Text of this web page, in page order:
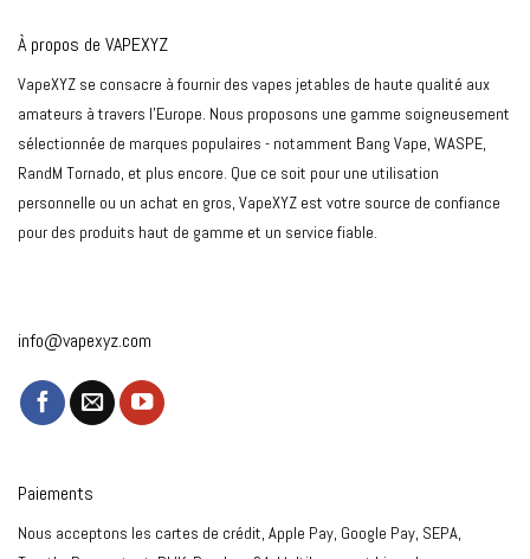
À propos de VAPEXYZ
VapeXYZ se consacre à fournir des vapes jetables de haute qualité aux
amateurs à travers l'Europe. Nous proposons une gamme soigneusement
sélectionnée de marques populaires - notamment Bang Vape, WASPE,
RandM Tornado, et plus encore. Que ce soit pour une utilisation
personnelle ou un achat en gros, VapeXYZ est votre source de confiance
pour des produits haut de gamme et un service fiable.
info@vapexyz.com
Paiements
Nous acceptons les cartes de crédit, Apple Pay, Google Pay, SEPA,